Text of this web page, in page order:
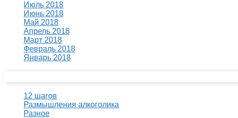
Июль 2018
Июнь 2018
Май 2018
Апрель 2018
Март 2018
Февраль 2018
Январь 2018
12 шагов
Размышления алкоголика
Разное